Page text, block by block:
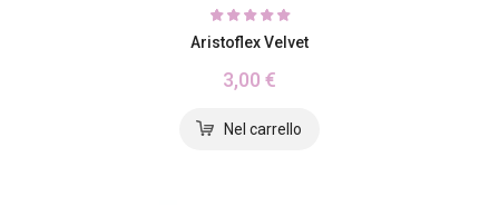
Aristoflex Velvet
3,00 €